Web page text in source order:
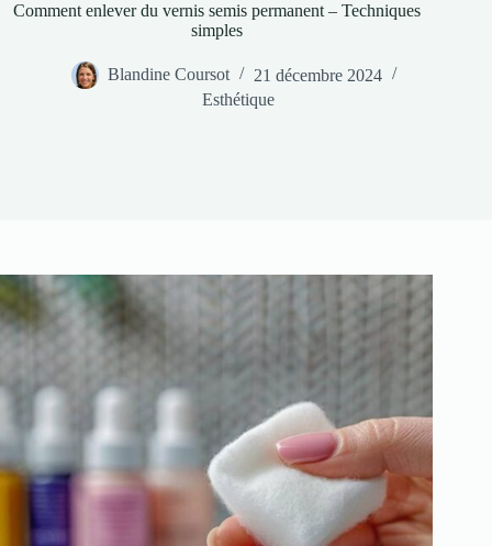
Comment enlever du vernis semis permanent – Techniques
simples
Blandine Coursot
21 décembre 2024
Esthétique